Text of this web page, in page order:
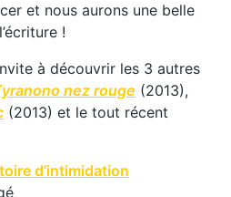
et nous aurons une belle
!
à découvrir les 3 autres
nez rouge (2013),
(2013) et le tout récent
d’intimidation